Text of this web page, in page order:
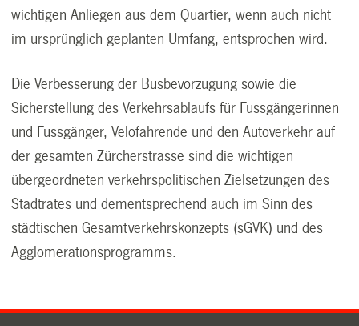
wichtigen Anliegen aus dem Quartier, wenn auch nicht
im ursprünglich geplanten Umfang, entsprochen wird.
Die Verbesserung der Busbevorzugung sowie die
Sicherstellung des Verkehrsablaufs für Fussgängerinnen
und Fussgänger, Velofahrende und den Autoverkehr auf
der gesamten Zürcherstrasse sind die wichtigen
übergeordneten verkehrspolitischen Zielsetzungen des
Stadtrates und dementsprechend auch im Sinn des
städtischen Gesamtverkehrskonzepts (sGVK) und des
Agglomerationsprogramms.